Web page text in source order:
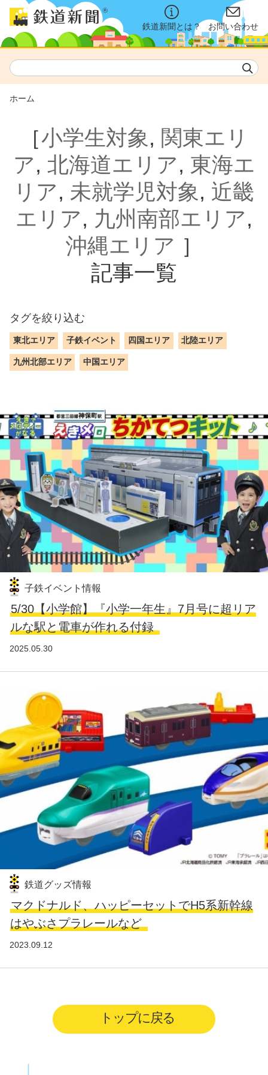
鉄道新聞とは？ お問い合わせ
ホーム
［小学生対象, 関東エリ
ア, 北海道エリア, 東海エ
リア, 未就学児対象, 近畿
エリア, 九州南部エリア,
沖縄エリア ］
記事一覧
タグを絞り込む
東北エリア 子鉄イベント 四国エリア 北陸エリア
九州北部エリア 中国エリア
子鉄イベント情報
5/30【小学館】『小学一年生』7月号に超リア
ルな駅と電車が作れる付録
2025.05.30
鉄道グッズ情報
マクドナルド、ハッピーセットでH5系新幹線
はやぶさプラレールなど
2023.09.12
トップに戻る